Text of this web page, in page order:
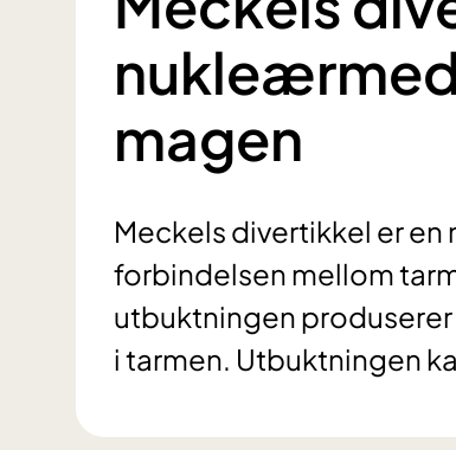
magen
Meckels divertikkel er
forbindelsen mellom
utbuktningen
i tarmen. Utbuktningen